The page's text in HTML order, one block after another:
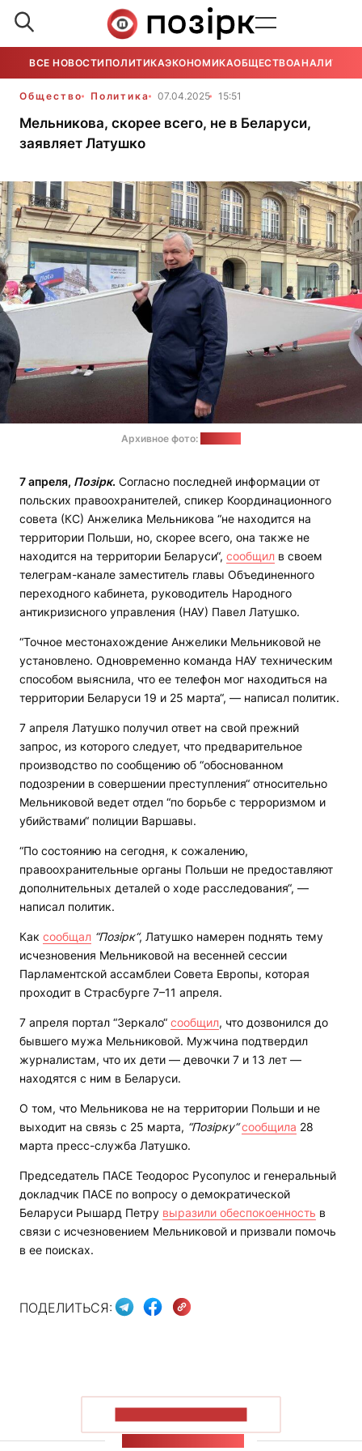
ВСЕ НОВОСТИ ПОЛИТИКАЭКОНОМИКАОБЩЕСТВОАНАЛИТИКА
Общество Политика 07.04.2025 15:51
Мельникова, скорее всего, не в Беларуси,
заявляет Латушко
Архивное фото:
7 апреля, Позірк. Согласно последней информации от
польских правоохранителей, спикер Координационного
совета (КС) Анжелика Мельникова “не находится на
территории Польши, но, скорее всего, она также не
находится на территории Беларуси“, сообщил в своем
телеграм-канале заместитель главы Объединенного
переходного кабинета, руководитель Народного
антикризисного управления (НАУ) Павел Латушко.
“Точное местонахождение Анжелики Мельниковой не
установлено. Одновременно команда НАУ техническим
способом выяснила, что ее телефон мог находиться на
территории Беларуси 19 и 25 марта“, — написал политик.
7 апреля Латушко получил ответ на свой прежний
запрос, из которого следует, что предварительное
производство по сообщению об “обоснованном
подозрении в совершении преступления“ относительно
Мельниковой ведет отдел “по борьбе с терроризмом и
убийствами“ полиции Варшавы.
“По состоянию на сегодня, к сожалению,
правоохранительные органы Польши не предоставляют
дополнительных деталей о ходе расследования“, —
написал политик.
Как сообщал “Позірк“, Латушко намерен поднять тему
исчезновения Мельниковой на весенней сессии
Парламентской ассамблеи Совета Европы, которая
проходит в Страсбурге 7–11 апреля.
7 апреля портал “Зеркало“ сообщил, что дозвонился до
бывшего мужа Мельниковой. Мужчина подтвердил
журналистам, что их дети — девочки 7 и 13 лет —
находятся с ним в Беларуси.
О том, что Мельникова не на территории Польши и не
выходит на связь с 25 марта, “Позірку“ сообщила 28
марта пресс-служба Латушко.
Председатель ПАСЕ Теодорос Русопулос и генеральный
докладчик ПАСЕ по вопросу о демократической
Беларуси Рышард Петру выразили обеспокоенность в
связи с исчезновением Мельниковой и призвали помочь
в ее поисках.
ПОДЕЛИТЬСЯ: